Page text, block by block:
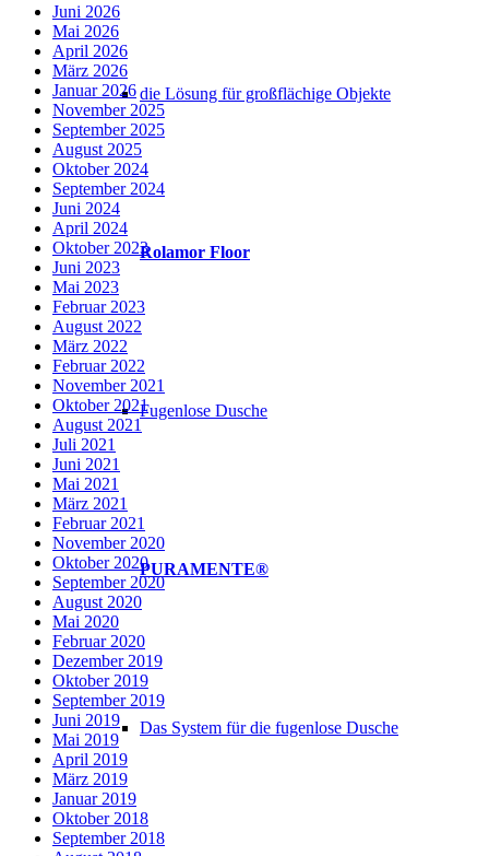
die Lösung für großflächige Objekte
Rolamor Floor
Fugenlose Dusche
PURAMENTE®
Das System für die fugenlose Dusche
Juni 2026
Mai 2026
April 2026
März 2026
Januar 2026
November 2025
September 2025
August 2025
Oktober 2024
September 2024
Juni 2024
April 2024
Oktober 2023
Juni 2023
Mai 2023
Februar 2023
August 2022
März 2022
Februar 2022
November 2021
Oktober 2021
August 2021
Juli 2021
Juni 2021
Mai 2021
März 2021
Februar 2021
November 2020
Oktober 2020
September 2020
August 2020
Mai 2020
Februar 2020
Dezember 2019
Oktober 2019
September 2019
Juni 2019
Mai 2019
April 2019
März 2019
Januar 2019
Oktober 2018
September 2018